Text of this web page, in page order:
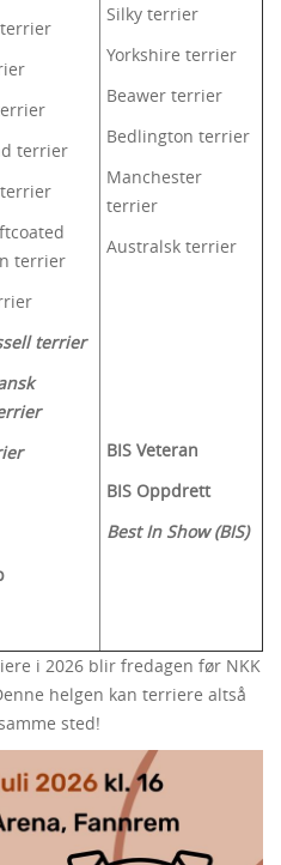
terrier
terrier
terrier
Silky terrier
Yorkshire terrier
Beawer terrier
Bedlington terrier
Manchester
terrier
Australsk terrier
BIS Veteran
BIS Oppdrett
Best In Show (BIS)
i 2026 blir fredagen før NKK
helgen kan terriere altså
sted!